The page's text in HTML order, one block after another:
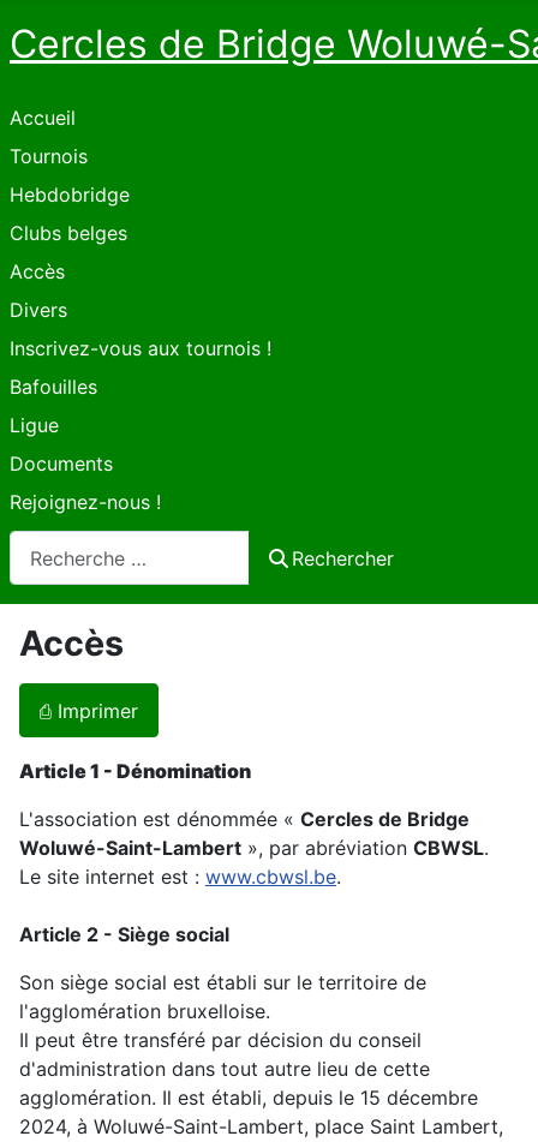
Cercles de Bridge Woluwé-
Accueil
Tournois
Hebdobridge
Clubs belges
Accès
Divers
Inscrivez-vous aux tournois !
Bafouilles
Ligue
Documents
Rejoignez-nous !
Rechercher
Accès
⎙ Imprimer
Article 1 - Dénomination
L'association est dénommée « Cercles de Bridge
Woluwé-Saint-Lambert », par abréviation CBWSL.
Le site internet est : www.cbwsl.be.
Article 2 - Siège social
Son siège social est établi sur le territoire de
l'agglomération bruxelloise.
Il peut être transféré par décision du conseil
d'administration dans tout autre lieu de cette
agglomération. Il est établi, depuis le 15 décembre
2024, à Woluwé-Saint-Lambert, place Saint Lambert,